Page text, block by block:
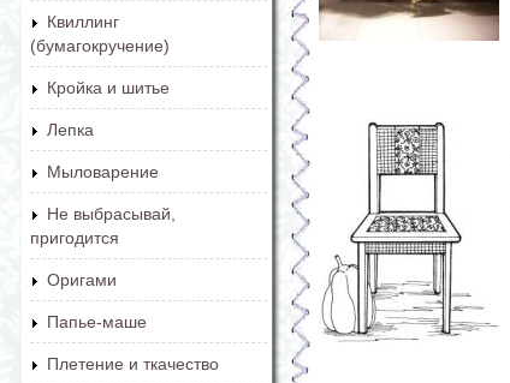
Квиллинг
(бумагокручение)
Кройка и шитье
Лепка
Мыловарение
Не выбрасывай,
пригодится
Оригами
Папье-маше
Плетение и ткачество